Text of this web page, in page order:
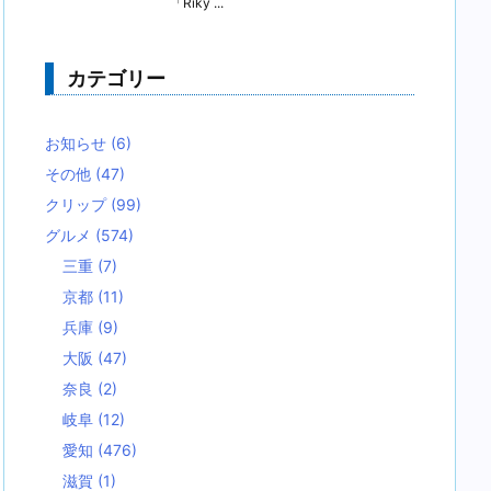
カテゴリー
お知らせ (6)
その他 (47)
クリップ (99)
グルメ (574)
三重 (7)
京都 (11)
兵庫 (9)
大阪 (47)
奈良 (2)
岐阜 (12)
愛知 (476)
滋賀 (1)